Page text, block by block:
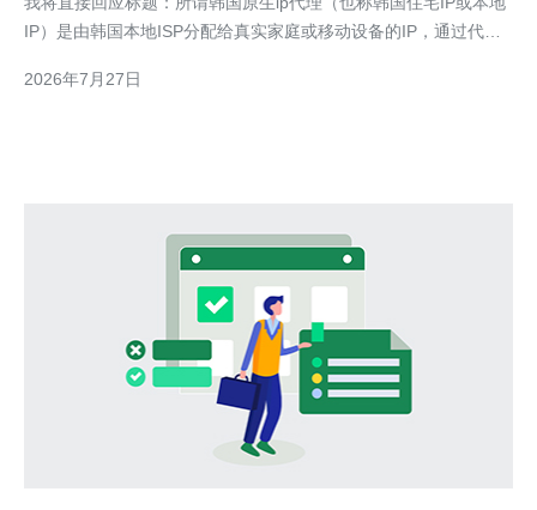
IP）是由韩国本地ISP分配给真实家庭或移动设备的IP，通过代理
选择来源可靠、带宽与延时稳定、ISP覆盖全（如SK、KT、LG
2026年7月27日